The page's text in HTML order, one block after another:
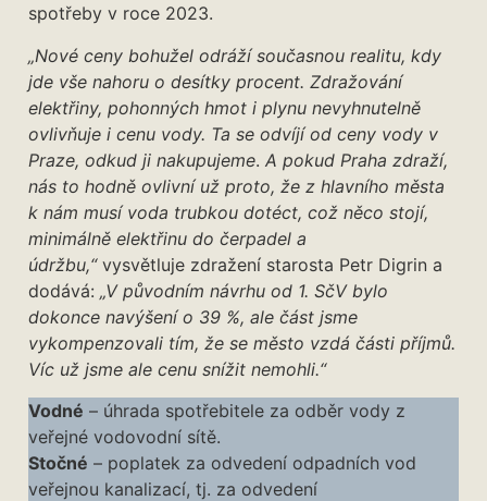
spotřeby v roce 2023.
„Nové ceny bohužel odráží současnou realitu, kdy
jde vše nahoru o desítky procent. Zdražování
elektřiny, pohonných hmot i plynu nevyhnutelně
ovlivňuje i cenu vody. Ta se odvíjí od ceny vody v
Praze, odkud ji nakupujeme. A pokud Praha zdraží,
nás to hodně ovlivní už proto, že z hlavního města
k nám musí voda trubkou dotéct, což něco stojí,
minimálně elektřinu do čerpadel a
údržbu,“ vysvětluje zdražení starosta Petr Digrin a
dodává: „V původním návrhu od 1. SčV bylo
dokonce navýšení o 39 %, ale část jsme
vykompenzovali tím, že se město vzdá části příjmů.
Víc už jsme ale cenu snížit nemohli.“
Vodné – úhrada spotřebitele za odběr vody z
veřejné vodovodní sítě.
Stočné – poplatek za odvedení odpadních vod
veřejnou kanalizací, tj. za odvedení